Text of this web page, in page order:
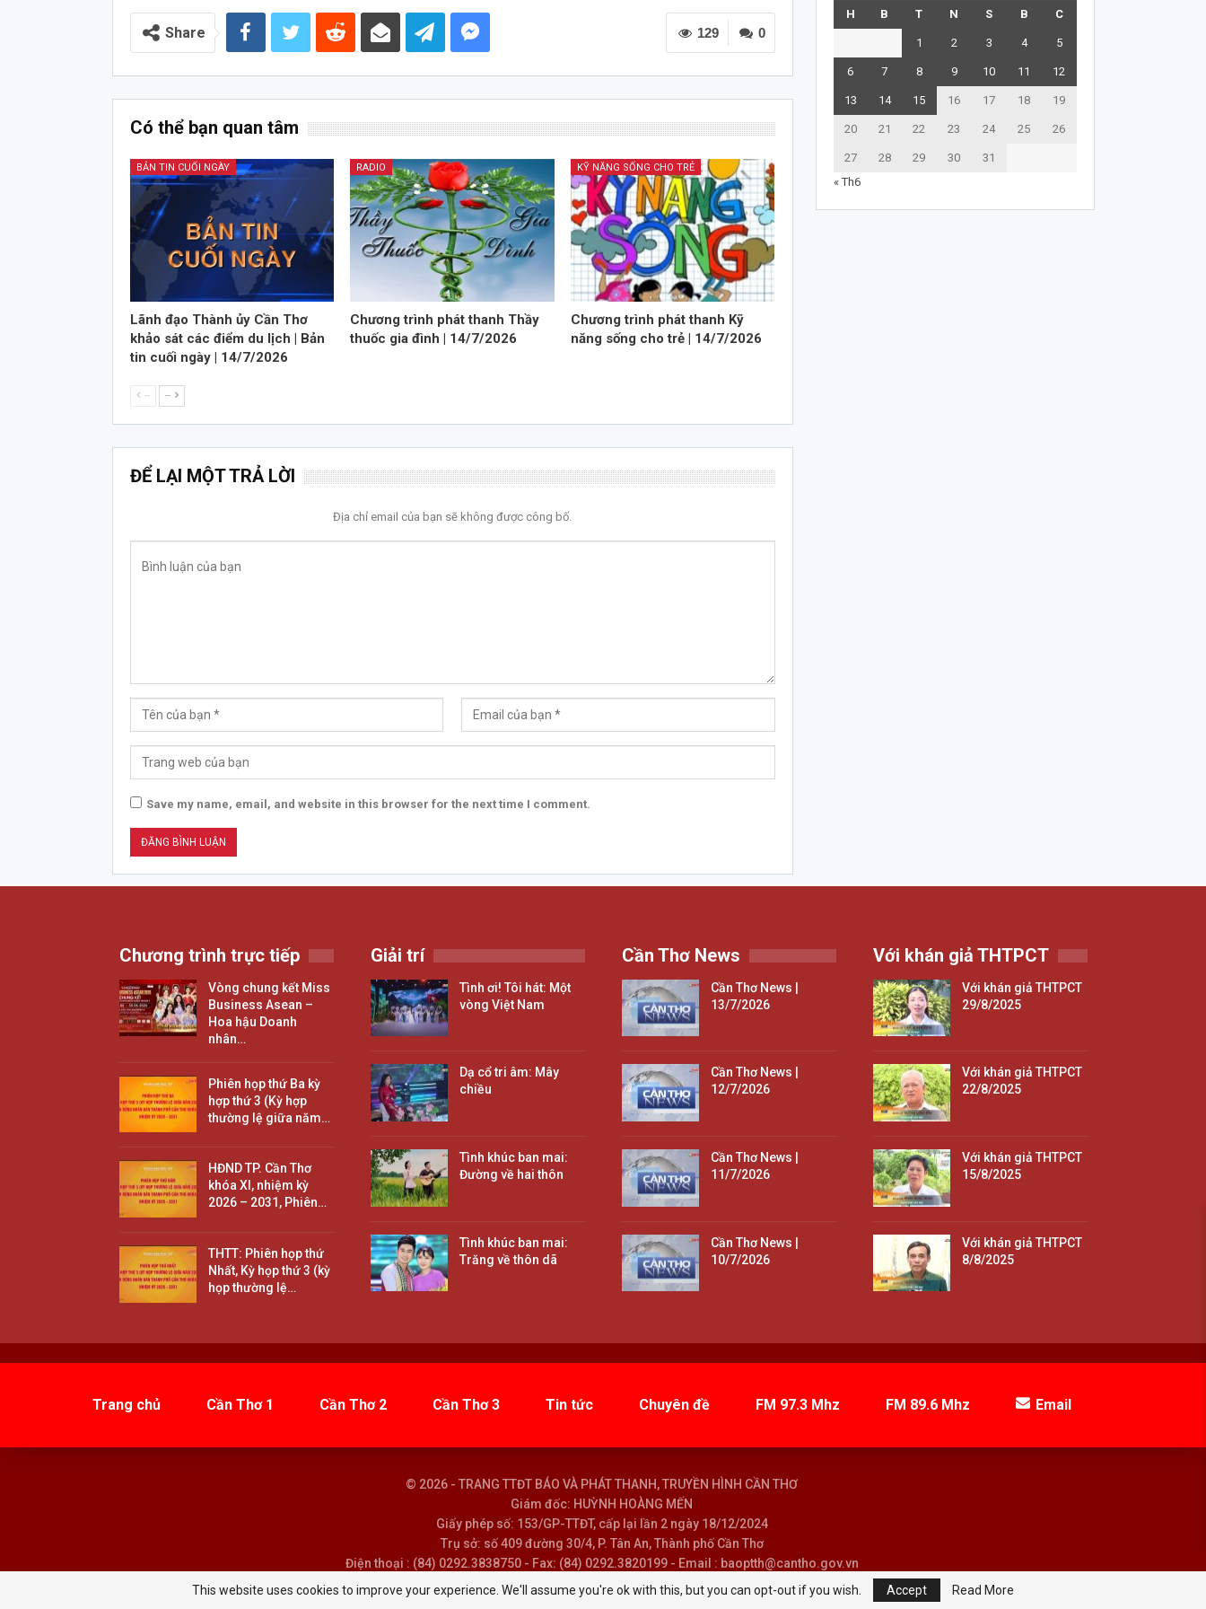
Audio
các
phím
mũi
tên
Lên/Xuống
để
tăng
hoặc
giảm
âm
lượng.
0
129
Share
Có thể bạn quan tâm
BẢN TIN CUỐI NGÀY
Lãnh đạo Thành ủy Cần Thơ
khảo sát các điểm du lịch | Bản
tin cuối ngày | 14/7/2026
RADIO
Chương trình phát thanh Thầy
thuốc gia đình | 14/7/2026
KỸ NĂNG SỐNG CHO TRẺ
Chương trình phát thanh Kỹ
năng sống cho trẻ | 14/7/2026
-- --
ĐỂ LẠI MỘT TRẢ LỜI
Địa chỉ email của bạn sẽ không được công bố.
Save my name, email, and website in this browser for the next time I comment.
H B T N S B C
1 2 3 4 5
6 7 8 9 10 11 12
13 14 15 16 17 18 19
20 21 22 23 24 25 26
27 28 29 30
31
« Th6
Chương trình trực tiếp
Vòng chung kết Miss
Business Asean –
Hoa hậu Doanh
nhân…
Phiên họp thứ Ba kỳ
hợp thứ 3 (Kỳ hợp
thường lệ giữa năm…
HĐND TP. Cần Thơ
khóa XI, nhiệm kỳ
2026 – 2031, Phiên…
THTT: Phiên họp thứ
Nhất, Kỳ họp thứ 3 (kỳ
họp thường lệ…
Giải trí
Tình ơi! Tôi hát: Một
vòng Việt Nam
Dạ cổ tri âm: Mây
chiều
Tình khúc ban mai:
Đường về hai thôn
Tình khúc ban mai:
Trăng về thôn dã
Cần Thơ News
Cần Thơ News |
13/7/2026
Cần Thơ News |
12/7/2026
Cần Thơ News |
11/7/2026
Cần Thơ News |
10/7/2026
Với khán giả THTPCT
Với khán giả THTPCT
29/8/2025
Với khán giả THTPCT
22/8/2025
Với khán giả THTPCT
15/8/2025
Với khán giả THTPCT
8/8/2025
Trang chủ Cần Thơ 1 Cần Thơ 2 Cần Thơ 3 Tin tức Chuyên đề FM 97.3 Mhz FM 89.6 Mhz Email
© 2026 - TRANG TTĐT BÁO VÀ PHÁT THANH, TRUYỀN HÌNH CẦN THƠ
Giám đốc: HUỲNH HOÀNG MẾN
Giấy phép số: 153/GP-TTĐT, cấp lại lần 2 ngày 18/12/2024
Trụ sở: số 409 đường 30/4, P. Tân An, Thành phố Cần Thơ
Điện thoại : (84) 0292.3838750 - Fax: (84) 0292.3820199 - Email : baoptth@cantho.gov.vn
This website uses cookies to improve your experience. We'll assume you're ok with this, but you can opt-out if you wish.
Accept Read More